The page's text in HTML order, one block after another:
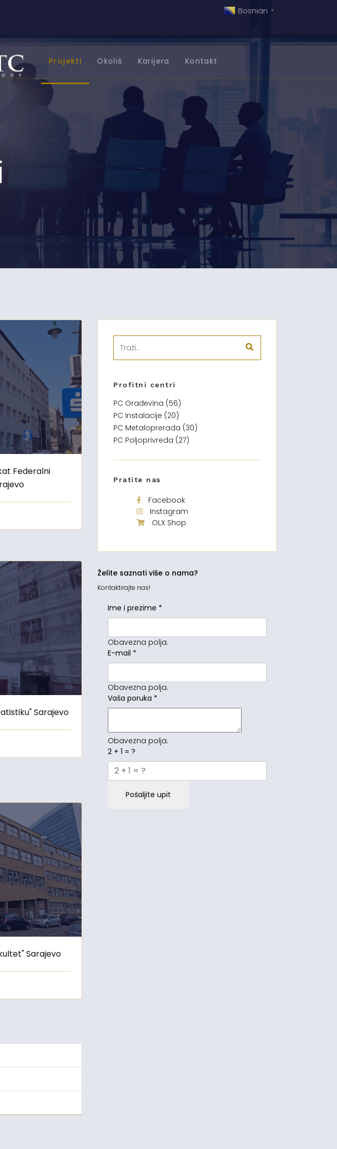
Bosnian ▼
Projekti Okoliš Karijera Kontakt
Federalni
Sarajevo
Sarajevo
Profitni centri
PC Građevina (56)
PC Instalacije (20)
PC Metaloprerada (30)
PC Poljoprivreda (27)
Pratite nas
Facebook
Instagram
OLX Shop
Želite saznati više o nama?
Kontaktirajte nas!
Ime i prezime *
Obavezna polja.
E-mail *
Obavezna polja.
Vaša poruka *
Obavezna polja.
2 + 1 = ?
Pošaljite upit